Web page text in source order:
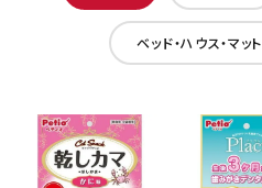
ベッド・ハウス・マット